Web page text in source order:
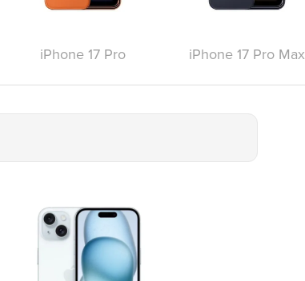
iPhone 17 Pro iPhone 17 Pro Max